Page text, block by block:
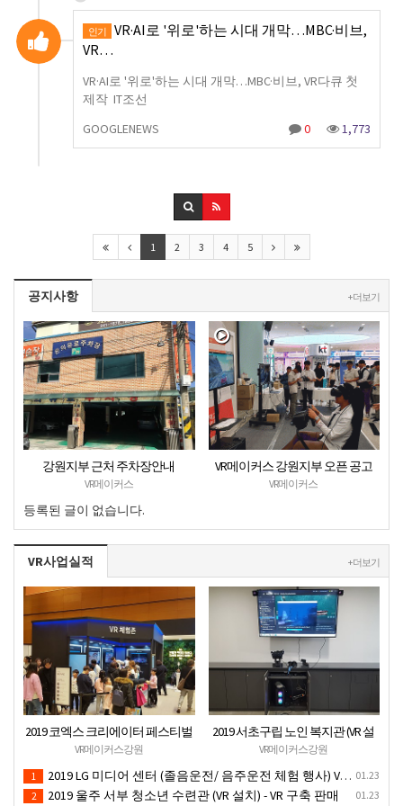
인기
VR·AI로 '위로'하는 시대 개막…MBC·비브,
VR…
VR·AI로 '위로'하는 시대 개막…MBC·비브, VR다큐 첫
제작 IT조선
GOOGLENEWS
0 1,773
1 2 3 4 5
공지사항 + 더보기
강원지부 근처 주차장안내
VR메이커스
VR메이커스 강원지부 오픈 공고
VR메이커스
등록된 글이 없습니다.
VR사업실적 + 더보기
2019 코엑스 크리에이터 페스티벌
VR체험 부스 (인기 VR 체험) - VR렌
탈대여 행사
VR메이커스강원
2019 서초구립 노인 복지관 (VR 설
치) - VR 구축 판매
VR메이커스강원
01.23
1 2019 LG 미디어 센터 (졸음운전/ 음주운전 체험 행사) VR 체험 - VR 렌탈대여 행사
01.23
2 2019 울주 서부 청소년 수련관 (VR 설치) - VR 구축 판매